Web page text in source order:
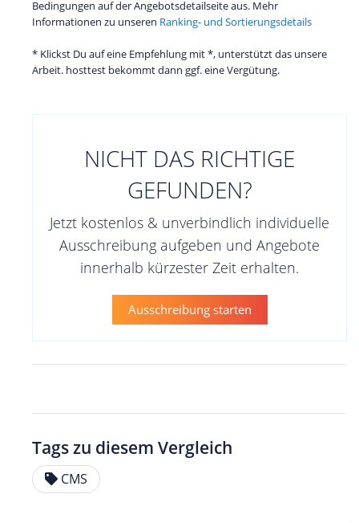
Bedingungen auf der Angebotsdetailseite aus. Mehr
Informationen zu unseren Ranking- und Sortierungsdetails
* Klickst Du auf eine Empfehlung mit *, unterstützt das unsere
Arbeit. hosttest bekommt dann ggf. eine Vergütung.
NICHT DAS RICHTIGE
GEFUNDEN?
Jetzt kostenlos & unverbindlich individuelle
Ausschreibung aufgeben und Angebote
innerhalb kürzester Zeit erhalten.
Ausschreibung starten
Tags zu diesem Vergleich
CMS